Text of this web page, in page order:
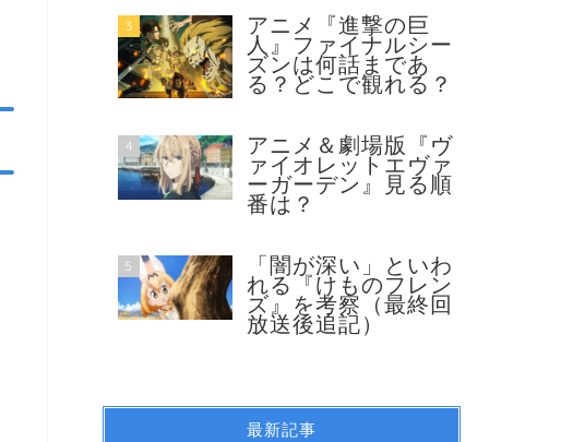
3
アニメ『進撃の巨
人』ファイナルシー
ズンは何話まであ
る？どこで観れる？
4
アニメ＆劇場版『ヴ
ァイオレットエヴァ
ーガーデン』見る順
番は？
5
「闇が深い」といわ
れる『けものフレン
ズ』を考察（最終回
放送後追記）
最新記事